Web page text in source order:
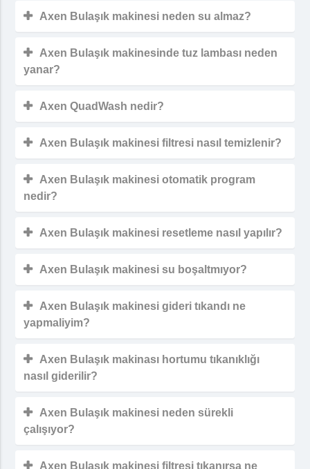
Axen Bulaşık makinesi neden su almaz?
Axen Bulaşık makinesinde tuz lambası neden
yanar?
Axen QuadWash nedir?
Axen Bulaşık makinesi filtresi nasıl temizlenir?
Axen Bulaşık makinesi otomatik program
nedir?
Axen Bulaşık makinesi resetleme nasıl yapılır?
Axen Bulaşık makinesi su boşaltmıyor?
Axen Bulaşık makinesi gideri tıkandı ne
yapmaliyim?
Axen Bulaşık makinası hortumu tıkanıklığı
nasıl giderilir?
Axen Bulaşık makinesi neden sürekli
çalışıyor?
Axen Bulaşık makinesi filtresi tıkanırsa ne